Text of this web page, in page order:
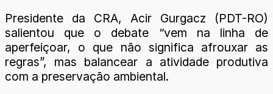
Presidente da CRA, Acir Gurgacz (PDT-RO)
salientou que o debate “vem na linha de
aperfeiçoar, o que não significa afrouxar as
regras”, mas balancear a atividade produtiva
com a preservação ambiental.